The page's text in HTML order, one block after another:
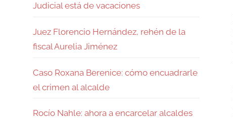
Judicial está de vacaciones
Juez Florencio Hernández, rehén de la
fiscal Aurelia Jiménez
Caso Roxana Berenice: cómo encuadrarle
el crimen al alcalde
Rocío Nahle: ahora a encarcelar alcaldes